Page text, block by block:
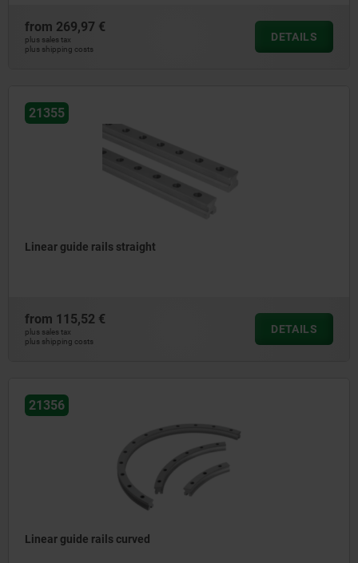
from 269,97 €
plus sales tax
plus shipping costs
DETAILS
21355
Linear guide rails straight
from 115,52 €
plus sales tax
plus shipping costs
DETAILS
21356
Linear guide rails curved